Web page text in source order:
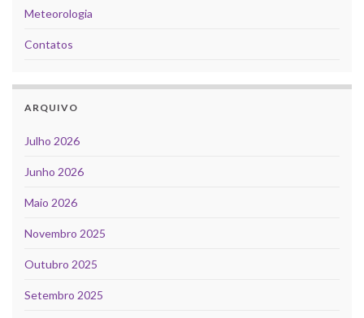
Meteorologia
Contatos
ARQUIVO
Julho 2026
Junho 2026
Maio 2026
Novembro 2025
Outubro 2025
Setembro 2025